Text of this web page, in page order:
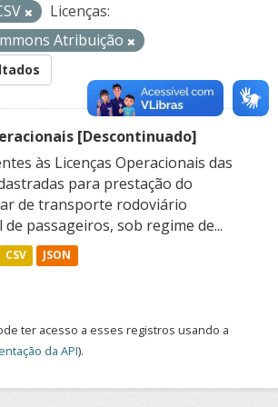
Licenças:
Atribuição
[Descontinuado]
às Licenças Operacionais das
para prestação do
de transporte rodoviário
passageiros, sob regime de...
CSV JSON
ter acesso a esses registros usando a
da API).